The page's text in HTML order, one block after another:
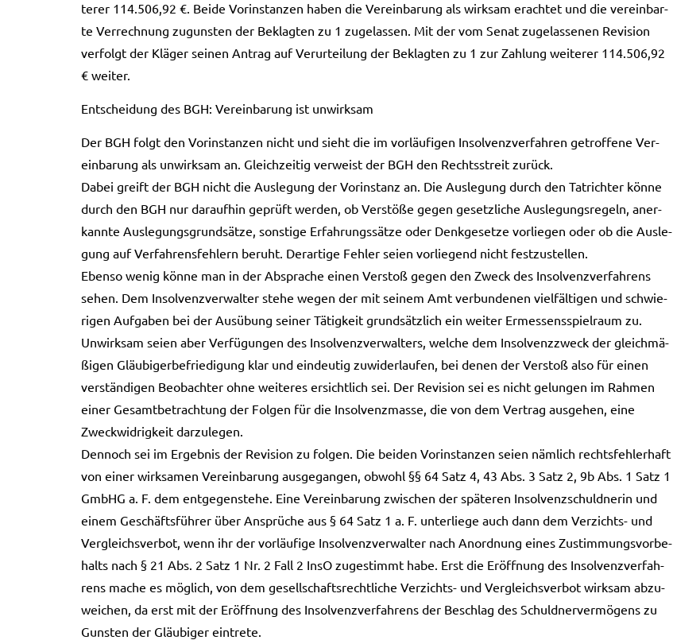
te­rer 114.506,92 €. Beide Vor­in­stan­zen haben die Ver­ein­ba­rung als wirk­sam erach­tet und die ver­ein­bar­
te Ver­rech­nung zuguns­ten der Beklag­ten zu 1 zuge­las­sen. Mit der vom Senat zuge­las­se­nen Revi­si­on
ver­folgt der Klä­ger sei­nen Antrag auf Ver­ur­tei­lung der Beklag­ten zu 1 zur Zah­lung wei­te­rer 114.506,92
€ wei­ter.
Ent­schei­dung des BGH: Ver­ein­ba­rung ist unwirk­sam
Der BGH folgt den Vor­in­stan­zen nicht und sieht die im vor­läu­fi­gen Insol­venz­ver­fah­ren getrof­fe­ne Ver­
ein­ba­rung als unwirk­sam an. Gleich­zei­tig ver­weist der BGH den Rechts­streit zurück.
Dabei greift der BGH nicht die Aus­le­gung der Vor­in­stanz an. Die Aus­le­gung durch den Tat­rich­ter könne
durch den BGH nur dar­auf­hin geprüft wer­den, ob Ver­stö­ße gegen gesetz­li­che Aus­le­gungs­re­geln, aner­
kann­te Aus­le­gungs­grund­sät­ze, sons­ti­ge Erfah­rungs­sät­ze oder Denk­ge­set­ze vor­lie­gen oder ob die Aus­le­
gung auf Ver­fah­rens­feh­lern beruht. Der­ar­ti­ge Feh­ler seien vor­lie­gend nicht fest­zu­stel­len.
Eben­so wenig könne man in der Abspra­che einen Ver­stoß gegen den Zweck des Insol­venz­ver­fah­rens
sehen. Dem Insol­venz­ver­wal­ter stehe wegen der mit sei­nem Amt ver­bun­de­nen viel­fäl­ti­gen und schwie­
ri­gen Auf­ga­ben bei der Aus­übung sei­ner Tätig­keit grund­sätz­lich ein wei­ter Ermes­sens­spiel­raum zu.
Unwirk­sam seien aber Ver­fü­gun­gen des Insol­venz­ver­wal­ters, wel­che dem Insol­venz­zweck der gleich­mä­
ßi­gen Gläu­bi­ger­be­frie­di­gung klar und ein­deu­tig zuwi­der­lau­fen, bei denen der Ver­stoß also für einen
ver­stän­di­gen Beob­ach­ter ohne wei­te­res ersicht­lich sei. Der Revi­si­on sei es nicht gelun­gen im Rah­men
einer Gesamt­be­trach­tung der Fol­gen für die Insol­venz­mas­se, die von dem Ver­trag aus­ge­hen, eine
Zweck­wid­rig­keit dar­zu­le­gen.
Den­noch sei im Ergeb­nis der Revi­si­on zu fol­gen. Die bei­den Vor­in­stan­zen seien näm­lich rechts­feh­ler­haft
von einer wirk­sa­men Ver­ein­ba­rung aus­ge­gan­gen, obwohl §§ 64 Satz 4, 43 Abs. 3 Satz 2, 9b Abs. 1 Satz 1
GmbHG a. F. dem ent­ge­gen­ste­he. Eine Ver­ein­ba­rung zwi­schen der spä­te­ren Insol­venz­schuld­ne­rin und
einem Geschäfts­füh­rer über Ansprü­che aus § 64 Satz 1 a. F. unter­lie­ge auch dann dem Verzichts- und
Ver­gleichs­ver­bot, wenn ihr der vor­läu­fi­ge Insol­venz­ver­wal­ter nach Anord­nung eines Zustim­mungs­vor­be­
halts nach § 21 Abs. 2 Satz 1 Nr. 2 Fall 2 InsO zuge­stimmt habe. Erst die Eröff­nung des Insol­venz­ver­fah­
rens mache es mög­lich, von dem gesell­schafts­recht­li­che Verzichts- und Ver­gleichs­ver­bot wirk­sam abzu­
wei­chen, da erst mit der Eröff­nung des Insol­venz­ver­fah­rens der Beschlag des Schuld­ner­ver­mö­gens zu
Guns­ten der Gläu­bi­ger ein­tre­te.